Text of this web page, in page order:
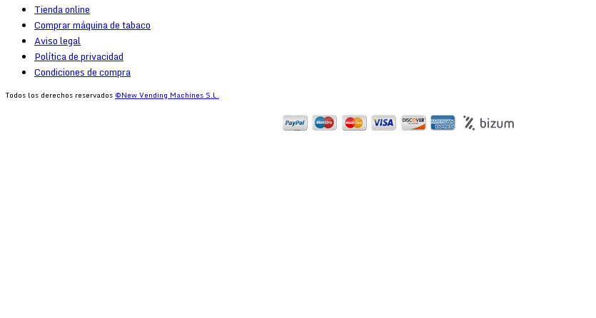
Tienda online
Comprar máquina de tabaco
Aviso legal
Política de privacidad
Condiciones de compra
Todos los derechos reservados ©New Vending Machines S.L.